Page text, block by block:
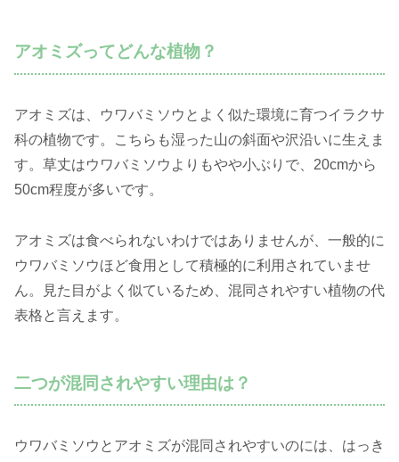
アオミズってどんな植物？
アオミズは、ウワバミソウとよく似た環境に育つイラクサ
科の植物です。こちらも湿った山の斜面や沢沿いに生えま
す。草丈はウワバミソウよりもやや小ぶりで、20cmから
50cm程度が多いです。
アオミズは食べられないわけではありませんが、一般的に
ウワバミソウほど食用として積極的に利用されていませ
ん。見た目がよく似ているため、混同されやすい植物の代
表格と言えます。
二つが混同されやすい理由は？
ウワバミソウとアオミズが混同されやすいのには、はっき